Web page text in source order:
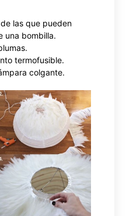
las que pueden
una bombilla.
termofusible.
colgante.